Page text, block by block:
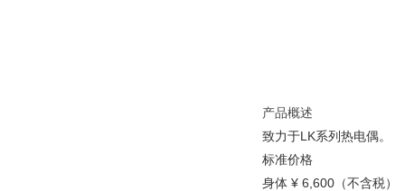
产品概述
致力于LK系列热电偶。
标准价格
身体 ¥ 6,600（不含税）